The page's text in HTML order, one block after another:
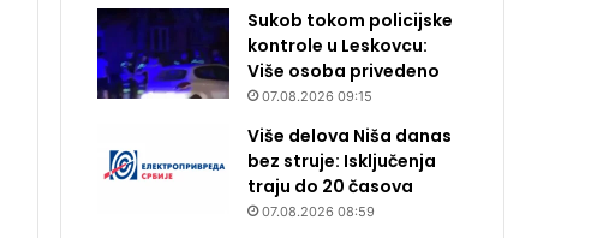
Sukob tokom policijske
kontrole u Leskovcu:
Više osoba privedeno
07.08.2026 09:15
Više delova Niša danas
bez struje: Isključenja
traju do 20 časova
07.08.2026 08:59